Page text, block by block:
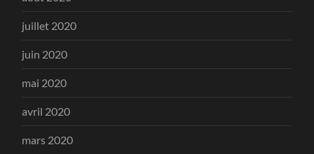
juillet 2020
juin 2020
mai 2020
avril 2020
mars 2020